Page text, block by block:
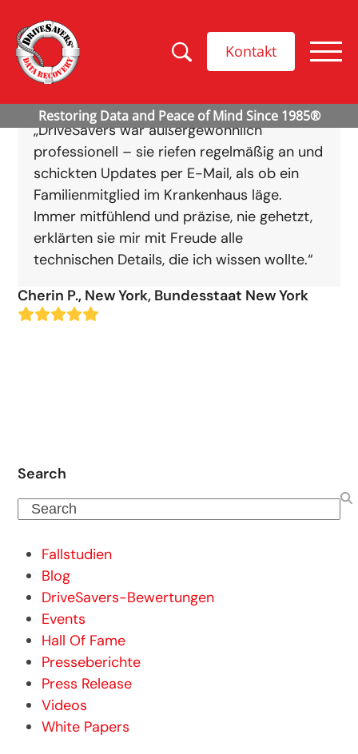
Kontakt
„DriveSavers war außergewöhnlich
professionell – sie riefen regelmäßig an und
schickten Updates per E-Mail, als ob ein
Familienmitglied im Krankenhaus läge.
Immer mitfühlend und präzise, nie gehetzt,
erklärten sie mir mit Freude alle
technischen Details, die ich wissen wollte.“
Cherin P., New York, Bundesstaat New York
Rating:
Search
Search
Fallstudien
Blog
DriveSavers-Bewertungen
Events
Hall Of Fame
Presseberichte
Press Release
Videos
White Papers